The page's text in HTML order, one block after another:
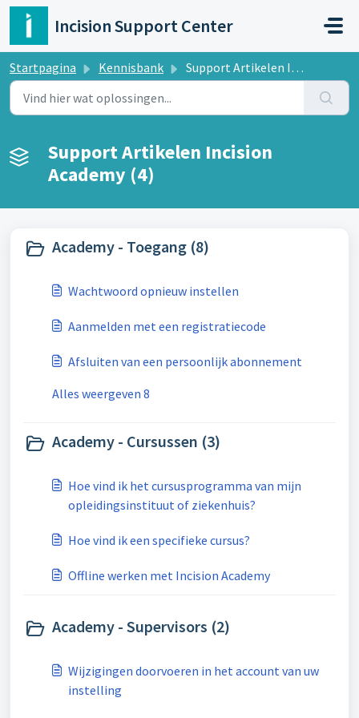
Doorgaan naar hoofdinhoud
Incision Support Center
Startpagina Kennisbank Support Artikelen Incision Academy
Support Artikelen Incision
Academy (4)
Academy - Toegang (8)
Wachtwoord opnieuw instellen
Aanmelden met een registratiecode
Afsluiten van een persoonlijk abonnement
Alles weergeven 8
Academy - Cursussen (3)
Hoe vind ik het cursusprogramma van mijn
opleidingsinstituut of ziekenhuis?
Hoe vind ik een specifieke cursus?
Offline werken met Incision Academy
Academy - Supervisors (2)
Wijzigingen doorvoeren in het account van uw
instelling